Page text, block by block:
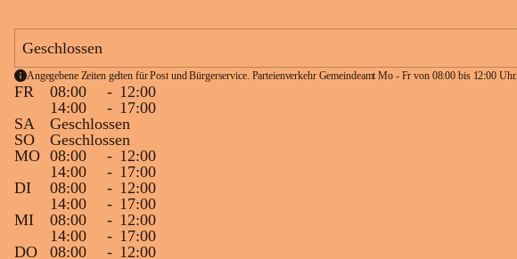
Geschlossen
Angegebene Zeiten gelten für Post und Bürgerservice. Parteienverkehr Gemeindeamt Mo - Fr von 08:00 bis 12:00 Uhr.
FR 08:00 - 12:00
14:00
- 17:00
SA
Geschlossen
SO
Geschlossen
MO 08:00 - 12:00
14:00
- 17:00
DI
08:00 - 12:00
14:00
- 17:00
MI
08:00 - 12:00
14:00
- 17:00
DO
08:00 - 12:00